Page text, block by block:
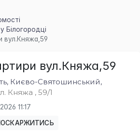
Білогородці
вул.Княжа,59
вул.Княжа,59
Києво-Святошинський,
Княжа , 59/1
11:17